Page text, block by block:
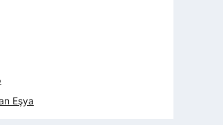
Eşya